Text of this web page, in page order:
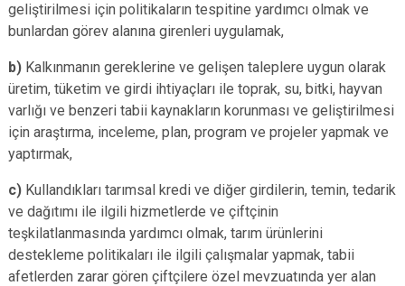
geliştirilmesi için politikaların tespitine yardımcı olmak ve
bunlardan görev alanına girenleri uygulamak,
b) Kalkınmanın gereklerine ve gelişen taleplere uygun olarak
üretim, tüketim ve girdi ihtiyaçları ile toprak, su, bitki, hayvan
varlığı ve benzeri tabii kaynakların korunması ve geliştirilmesi
için araştırma, inceleme, plan, program ve projeler yapmak ve
yaptırmak,
c) Kullandıkları tarımsal kredi ve diğer girdilerin, temin, tedarik
ve dağıtımı ile ilgili hizmetlerde ve çiftçinin
teşkilatlanmasında yardımcı olmak, tarım ürünlerini
destekleme politikaları ile ilgili çalışmalar yapmak, tabii
afetlerden zarar gören çiftçilere özel mevzuatında yer alan